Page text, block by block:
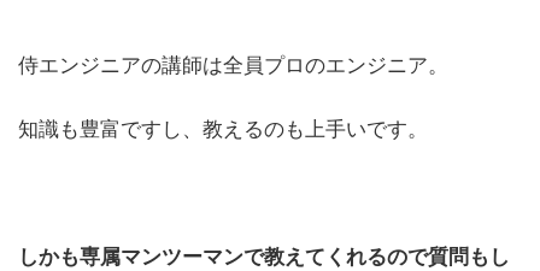
侍エンジニアの講師は全員プロのエンジニア。
知識も豊富ですし、教えるのも上手いです。
しかも専属マンツーマンで教えてくれるので質問もし